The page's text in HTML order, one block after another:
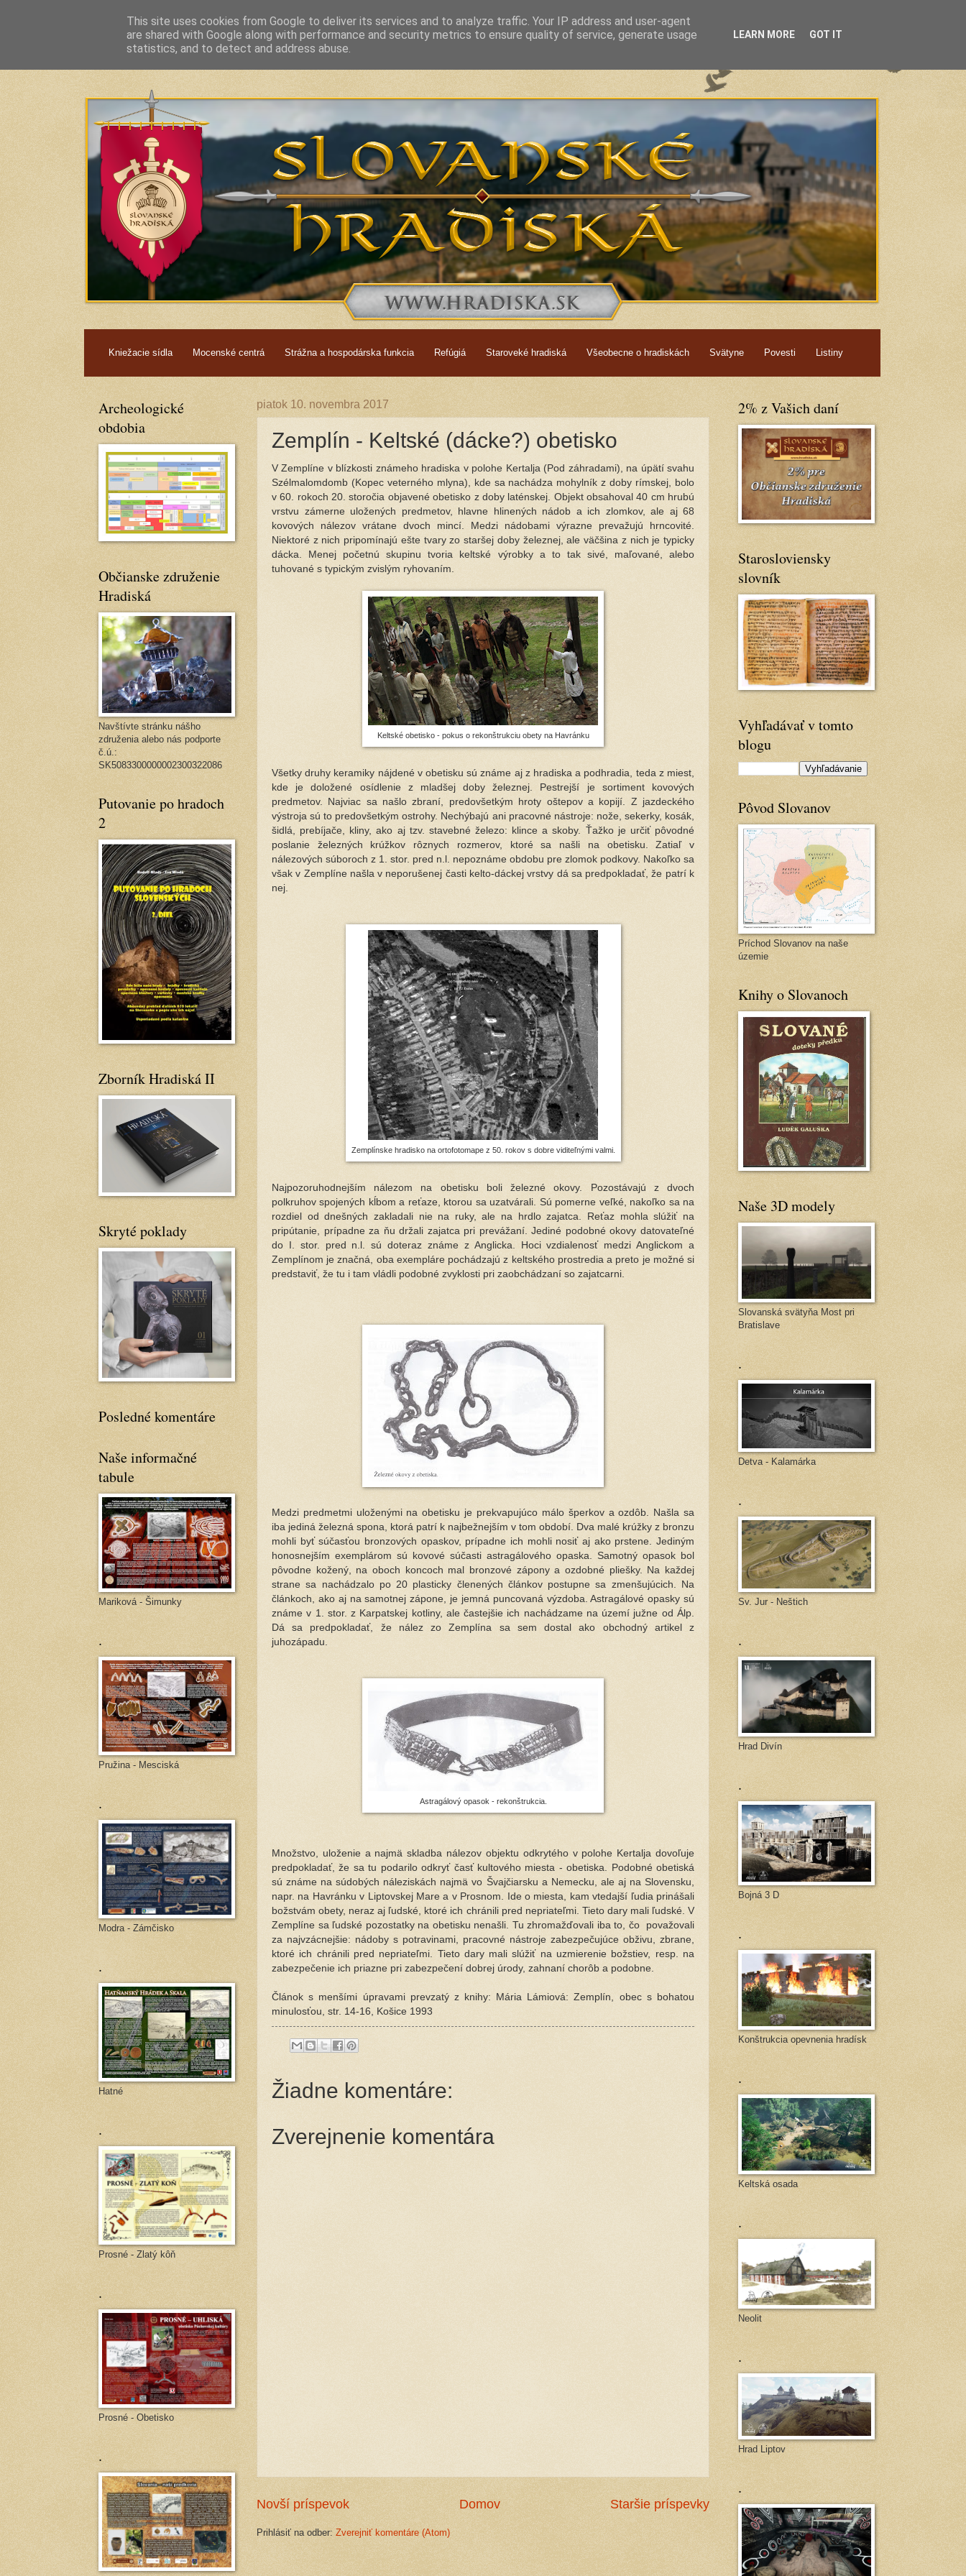
Slavic Hillforts and Fortified Settlements in Slovakia and related countries from 7th to 10th Century
Kniežacie sídla
Mocenské centrá Strážna a hospodárska funkcia Refúgiá Staroveké hradiská Všeobecne o hradiskách Svätyne Povesti Listiny
piatok 10. novembra 2017
Zemplín - Keltské (dácke?) obetisko
V Zemplíne v blízkosti známeho hradiska v polohe Kertalja (Pod záhradami), na úpätí svahu
Szélmalomdomb (Kopec veterného mlyna), kde sa nachádza mohylník z doby rímskej, bolo
v 60. rokoch 20. storočia objavené obetisko z doby laténskej. Objekt obsahoval 40 cm hrubú
vrstvu zámerne uložených predmetov, hlavne hlinených nádob a ich zlomkov, ale aj 68
kovových nálezov vrátane dvoch mincí. Medzi nádobami výrazne prevažujú hrncovité.
Niektoré z nich pripomínajú ešte tvary zo staršej doby železnej, ale väčšina z nich je typicky
dácka. Menej početnú skupinu tvoria keltské výrobky a to tak sivé, maľované, alebo
tuhované s typickým zvislým ryhovaním.
Keltské obetisko - pokus o rekonštrukciu obety na Havránku
Všetky druhy keramiky nájdené v obetisku sú známe aj z hradiska a podhradia, teda z miest,
kde je doložené osídlenie z mladšej doby železnej. Pestrejší je sortiment kovových
predmetov. Najviac sa našlo zbraní, predovšetkým hroty oštepov a kopijí. Z jazdeckého
výstroja sú to predovšetkým ostrohy. Nechýbajú ani pracovné nástroje: nože, sekerky, kosák,
šidlá, prebíjače, kliny, ako aj tzv. stavebné železo: klince a skoby. Ťažko je určiť pôvodné
poslanie železných krúžkov rôznych rozmerov, ktoré sa našli na obetisku. Zatiaľ v
nálezových súboroch z 1. stor. pred n.l. nepoznáme obdobu pre zlomok podkovy. Nakoľko sa
však v Zemplíne našla v neporušenej časti kelto-dáckej vrstvy dá sa predpokladať, že patrí k
nej.
Zemplínske hradisko na ortofotomape z 50. rokov s dobre viditeľnými valmi.
Najpozoruhodnejším nálezom na obetisku boli železné okovy. Pozostávajú z dvoch
polkruhov spojených kĺbom a reťaze, ktorou sa uzatvárali. Sú pomerne veľké, nakoľko sa na
rozdiel od dnešných zakladali nie na ruky, ale na hrdlo zajatca. Reťaz mohla slúžiť na
pripútanie, prípadne za ňu držali zajatca pri prevážaní. Jediné podobné okovy datovateľné
do I. stor. pred n.l. sú doteraz známe z Anglicka. Hoci vzdialenosť medzi Anglickom a
Zemplínom je značná, oba exempláre pochádzajú z keltského prostredia a preto je možné si
predstaviť, že tu i tam vládli podobné zvyklosti pri zaobchádzaní so zajatcarni.
Medzi predmetmi uloženými na obetisku je prekvapujúco málo šperkov a ozdôb. Našla sa
iba jediná železná spona, ktorá patrí k najbežnejším v tom období. Dva malé krúžky z bronzu
mohli byť súčasťou bronzových opaskov, prípadne ich mohli nosiť aj ako prstene. Jediným
honosnejším exemplárom sú kovové súčasti astragálového opaska. Samotný opasok bol
pôvodne kožený, na oboch koncoch mal bronzové zápony a ozdobné pliešky. Na každej
strane sa nachádzalo po 20 plasticky členených článkov postupne sa zmenšujúcich. Na
článkoch, ako aj na samotnej zápone, je jemná puncovaná výzdoba. Astragálové opasky sú
známe v 1. stor. z Karpatskej kotliny, ale častejšie ich nachádzame na území južne od Álp.
Dá sa predpokladať, že nález zo Zemplína sa sem dostal ako obchodný artikel z
juhozápadu.
Astragálový opasok - rekonštrukcia.
Množstvo, uloženie a najmä skladba nálezov objektu odkrytého v polohe Kertalja dovoľuje
predpokladať, že sa tu podarilo odkryť časť kultového miesta - obetiska. Podobné obetiská
sú známe na súdobých náleziskách najmä vo Švajčiarsku a Nemecku, ale aj na Slovensku,
napr. na Havránku v Liptovskej Mare a v Prosnom. Ide o miesta, kam vtedajší ľudia prinášali
božstvám obety, neraz aj ľudské, ktoré ich chránili pred nepriateľmi. Tieto dary mali ľudské. V
Zemplíne sa ľudské pozostatky na obetisku nenašli. Tu zhromažďovali iba to, čo považovali
za najvzácnejšie: nádoby s potravinami, pracovné nástroje zabezpečujúce obživu, zbrane,
ktoré ich chránili pred nepriateľmi. Tieto dary mali slúžiť na uzmierenie božstiev, resp. na
zabezpečenie ich priazne pri zabezpečení dobrej úrody, zahnaní chorôb a podobne.
Článok s menšími úpravami prevzatý z knihy: Mária Lámiová: Zemplín, obec s bohatou
minulosťou, str. 14-16, Košice 1993
Žiadne komentáre:
Zverejnenie komentára
Novší príspevok Staršie príspevky
Domov
Prihlásiť na odber: Zverejniť komentáre (Atom)
Archeologické
obdobia
Občianske združenie
Hradiská
Navštívte stránku nášho
združenia alebo nás podporte
č.ú.:
SK5083300000002300322086
Putovanie po hradoch
2
Zborník Hradiská II
Skryté poklady
Posledné komentáre
Naše informačné
tabule
Mariková - Šimunky
.
Pružina - Mesciská
.
Modra - Zámčisko
.
Hatné
.
Prosné - Zlatý kôň
.
Prosné - Obetisko
.
2% z Vašich daní
Starosloviensky
slovník
Vyhľadávať v tomto
blogu
Pôvod Slovanov
Príchod Slovanov na naše
územie
Knihy o Slovanoch
Naše 3D modely
Slovanská svätyňa Most pri
Bratislave
.
Detva - Kalamárka
.
Sv. Jur - Neštich
.
Hrad Divín
.
Bojná 3 D
.
Konštrukcia opevnenia hradísk
.
Keltská osada
.
Neolit
.
Hrad Liptov
.
This site uses cookies from Google to deliver its services and to analyze traffic. Your IP address and user-agent
are shared with Google along with performance and security metrics to ensure quality of service, generate usage
statistics, and to detect and address abuse.
LEARN MORE GOT IT